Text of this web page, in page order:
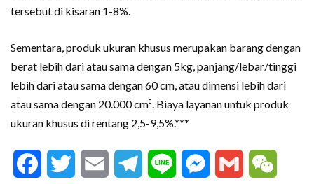
tersebut di kisaran 1-8%.
Sementara, produk ukuran khusus merupakan barang dengan
berat lebih dari atau sama dengan 5kg, panjang/lebar/tinggi
lebih dari atau sama dengan 60 cm, atau dimensi lebih dari
atau sama dengan 20.000 cm³. Biaya layanan untuk produk
ukuran khusus di rentang 2,5-9,5%.***
FacebookTwitter Email Telegram
Line Messenger
Gmail